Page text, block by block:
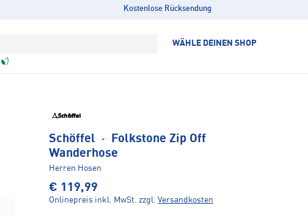
Kostenlose Rücksendung
WÄHLE DEINEN SHOP
Schöffel · Folkstone Zip Off
Wanderhose
Herren Hosen
€ 119,99
Onlinepreis inkl. MwSt. zzgl. Versandkosten